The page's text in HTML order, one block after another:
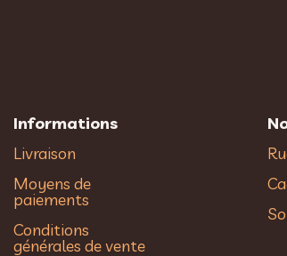
Informations
Livraison
Moyens de
paiements
Conditions
générales de vente